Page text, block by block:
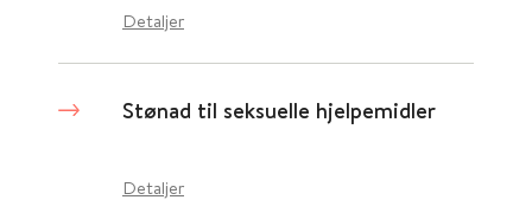
Detaljer
Stønad til seksuelle hjelpemidler
Detaljer